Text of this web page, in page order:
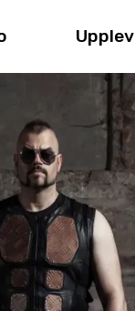
Upplev